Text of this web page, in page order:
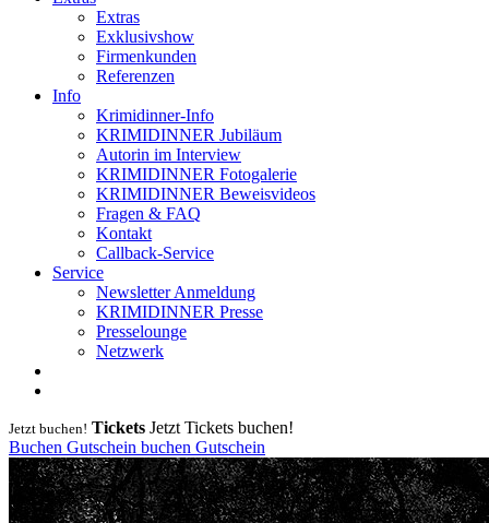
Extras
Exklusivshow
Firmenkunden
Referenzen
Info
Krimidinner-Info
KRIMIDINNER Jubiläum
Autorin im Interview
KRIMIDINNER Fotogalerie
KRIMIDINNER Beweisvideos
Fragen & FAQ
Kontakt
Callback-Service
Service
Newsletter Anmeldung
KRIMIDINNER Presse
Presselounge
Netzwerk
Jetzt buchen! Tickets Jetzt Tickets buchen!
Buchen Gutschein buchen Gutschein